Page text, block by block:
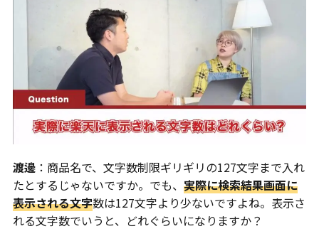
渡邊 ：商品名で、文字数制限ギリギリの127文字まで入れ
たとするじゃないですか。でも、実際に検索結果画面に
表示される文字数は127文字より少ないですよね。表示さ
れる文字数でいうと、どれぐらいになりますか？